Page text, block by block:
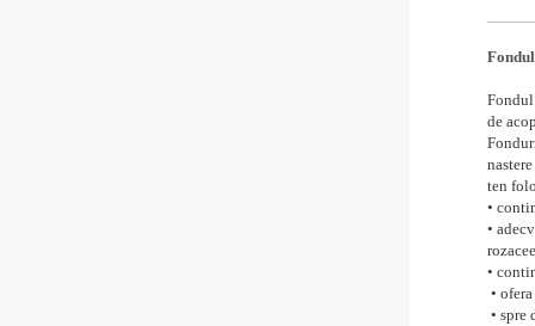
de
ten
•
•
•
•
• spre